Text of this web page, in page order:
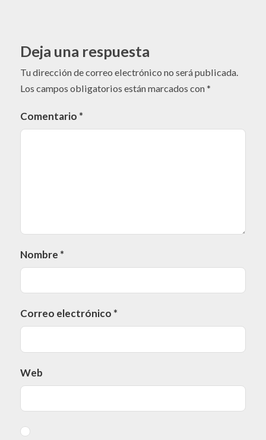
Deja una respuesta
Tu dirección de correo electrónico no será publicada.
Los campos obligatorios están marcados con*
Comentario *
Nombre *
Correo electrónico *
Web